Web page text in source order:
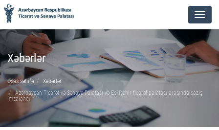
Menu
Xəbərlər
Əsas səhifə
Xəbərlər
Azərbaycan Ticarət və Sənaye Palatası və Eskişehir ticarət palatası arasında saziş
imzalandı